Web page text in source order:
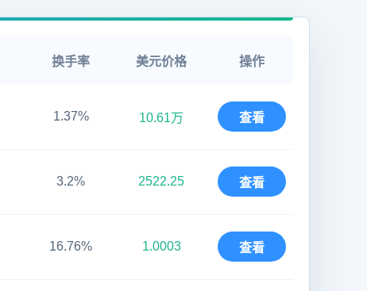
换手率 美元价格 操作
1.37% 10.61万 查看
3.2% 2522.25 查看
16.76% 1.0003 查看